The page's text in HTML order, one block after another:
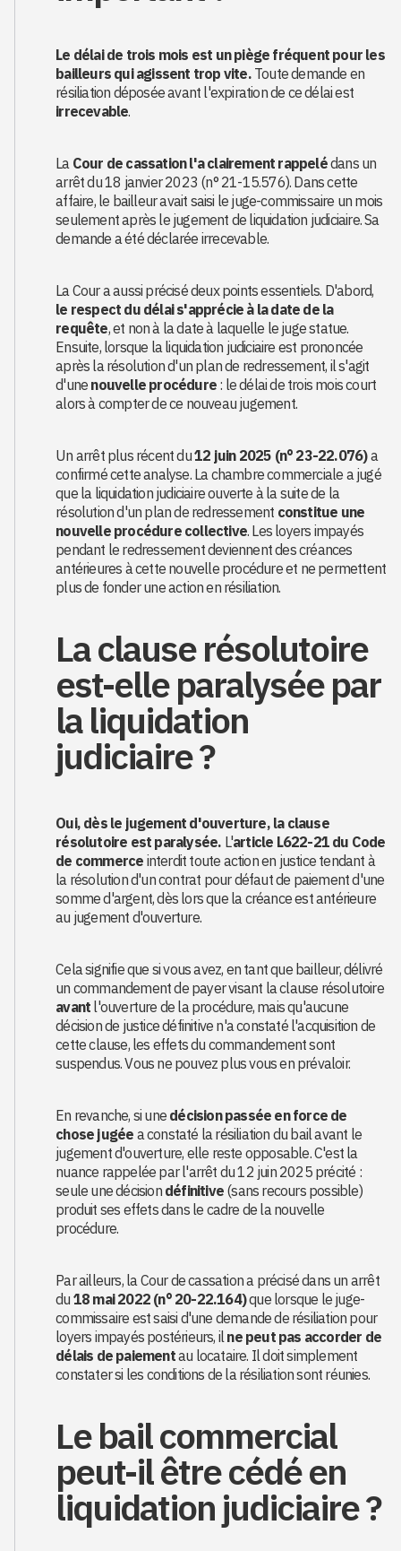
Le délai de trois mois est un piège fréquent pour les
bailleurs qui agissent trop vite.Toute demande en
résiliation déposée avant l'expiration de ce délai est
irrecevable.
La Cour de cassation l'a clairement rappelédans un
arrêt du 18 janvier 2023 (n° 21-15.576). Dans cette
affaire, le bailleur avait saisi le juge-commissaire un mois
seulement après le jugement de liquidation judiciaire. Sa
demande a été déclarée irrecevable.
La Cour a aussi précisé deux points essentiels. D'abord,
le respect du délai s'apprécie à la date de la
requête, et non à la date à laquelle le juge statue.
Ensuite, lorsque la liquidation judiciaire est prononcée
après la résolution d'un plan de redressement, il s'agit
d'une nouvelle procédure : le délai de trois mois court
alors à compter de ce nouveau jugement.
Un arrêt plus récent du12 juin 2025 (n° 23-22.076)a
confirmé cette analyse. La chambre commerciale a jugé
que la liquidation judiciaire ouverte à la suite de la
résolution d'un plan de redressement constitue une
nouvelle procédure collective. Les loyers impayés
pendant le redressement deviennent des créances
antérieures à cette nouvelle procédure et ne permettent
plus de fonder une action en résiliation.
La clause résolutoire
est-elle paralysée par
la liquidation
judiciaire ?
Oui, dès le jugement d'ouverture, la clause
résolutoire est paralysée. L'article L622-21 du Code
de commerce interdit toute action en justice tendant à
la résolution d'un contrat pour défaut de paiement d'une
somme d'argent, dès lors que la créance est antérieure
au jugement d'ouverture.
Cela signifie que si vous avez, en tant que bailleur, délivré
un commandement de payer visant la clause résolutoire
avant l'ouverture de la procédure, mais qu'aucune
décision de justice définitive n'a constaté l'acquisition de
cette clause, les effets du commandement sont
suspendus. Vous ne pouvez plus vous en prévaloir.
En revanche, si une décision passée en force de
chose jugée a constaté la résiliation du bail avant le
jugement d'ouverture, elle reste opposable. C'est la
nuance rappelée par l'arrêt du 12 juin 2025 précité :
seule une décision définitive (sans recours possible)
produit ses effets dans le cadre de la nouvelle
procédure.
Par ailleurs, la Cour de cassation a précisé dans un arrêt
du 18 mai 2022 (n° 20-22.164)que lorsque le juge-
commissaire est saisi d'une demande de résiliation pour
loyers impayés postérieurs, ilne peut pas accorder de
délais de paiementau locataire. Il doit simplement
constater si les conditions de la résiliation sont réunies.
Le bail commercial
peut-il être cédé en
liquidation judiciaire ?